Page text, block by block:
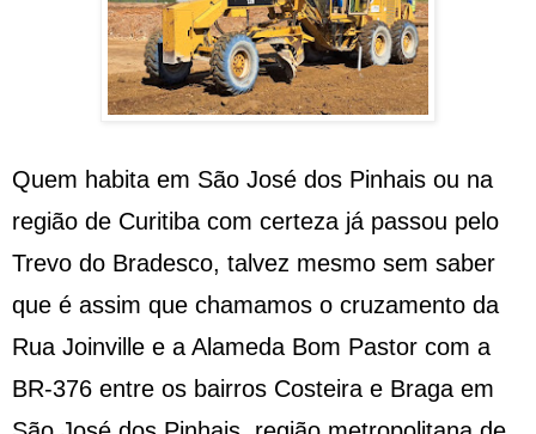
Quem habita em São José dos Pinhais ou na
região de Curitiba com certeza já passou pelo
Trevo do Bradesco, talvez mesmo sem saber
que é assim que chamamos o cruzamento da
Rua Joinville e a Alameda Bom Pastor com a
BR-376 entre os bairros Costeira e Braga em